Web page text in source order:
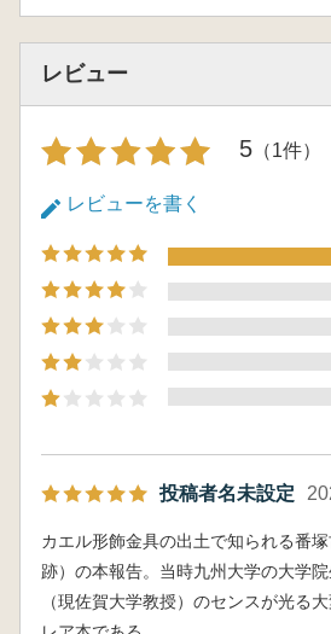
レビュー
5 （1件）
レビューを書く
投稿者名未設定
カエル形飾金具の出土で知られる番
跡）の本報告。当時九州大学の大学
（現佐賀大学教授）のセンスが光る